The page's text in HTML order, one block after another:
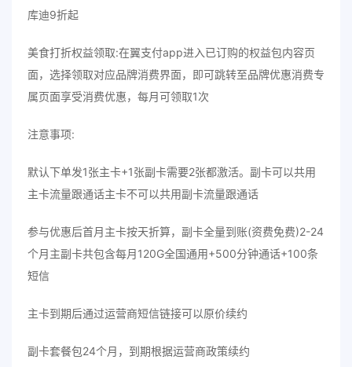
库迪9折起
美食打折权益领取:在翼支付app进入已订购的权益包内容页
面，选择领取对应品牌消费界面，即可跳转至品牌优惠消费专
属页面享受消费优惠，每月可领取1次
注意事项:
默认下单发1张主卡+1张副卡需要2张都激活。副卡可以共用
主卡流量跟通话主卡不可以共用副卡流量跟通话
参与优惠后首月主卡按天折算，副卡全量到账(资费免费)2-24
个月主副卡共包含每月120G全国通用+500分钟通话+100条
短信
主卡到期后通过运营商短信链接可以原价续约
副卡套餐包24个月，到期根据运营商政策续约